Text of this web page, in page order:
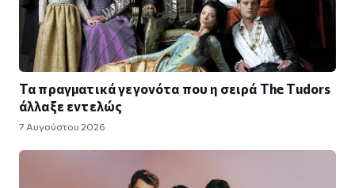
Τα πραγματικά γεγονότα που η σειρά The Tudors
άλλαξε εντελώς
7 Αυγούστου 2026